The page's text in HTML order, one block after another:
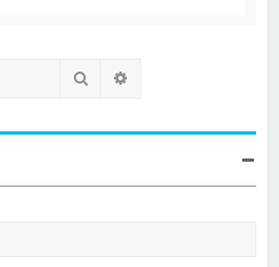
Rechercher